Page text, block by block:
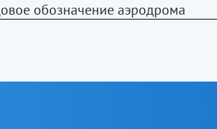
обозначение аэродрома